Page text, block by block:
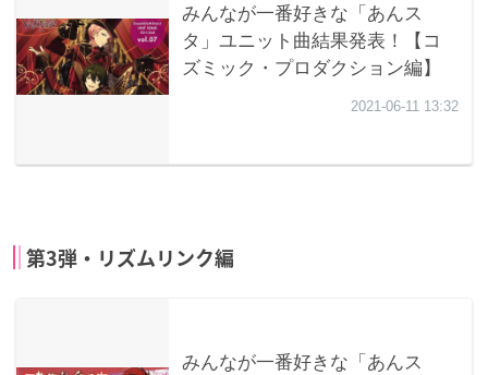
第3弾・リズムリンク編